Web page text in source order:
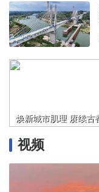
视频